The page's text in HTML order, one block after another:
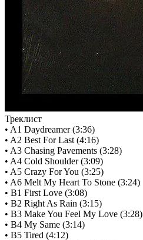
Треклист
• A1 Daydreamer (3:36)
• A2 Best For Last (4:16)
• A3 Chasing Pavements (3:28)
• A4 Cold Shoulder (3:09)
• A5 Crazy For You (3:25)
• A6 Melt My Heart To Stone (3:24)
• B1 First Love (3:08)
• B2 Right As Rain (3:15)
• B3 Make You Feel My Love (3:28)
• B4 My Same (3:14)
• B5 Tired (4:12)